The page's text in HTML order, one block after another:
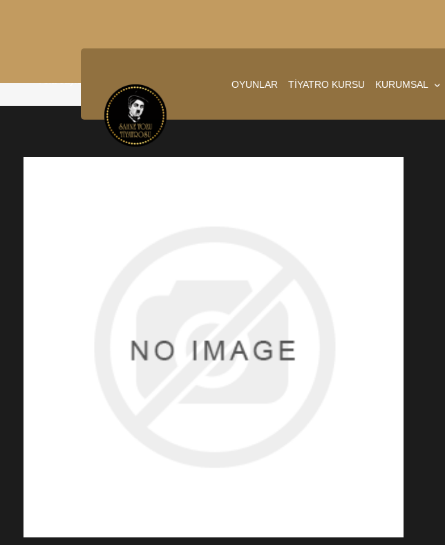
OYUNLAR TİYATRO KURSU KURUMSAL